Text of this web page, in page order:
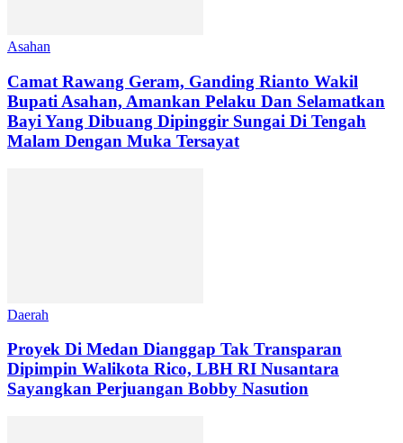
Asahan
Camat Rawang Geram, Ganding Rianto Wakil
Bupati Asahan, Amankan Pelaku Dan Selamatkan
Bayi Yang Dibuang Dipinggir Sungai Di Tengah
Malam Dengan Muka Tersayat
Daerah
Proyek Di Medan Dianggap Tak Transparan
Dipimpin Walikota Rico, LBH RI Nusantara
Sayangkan Perjuangan Bobby Nasution